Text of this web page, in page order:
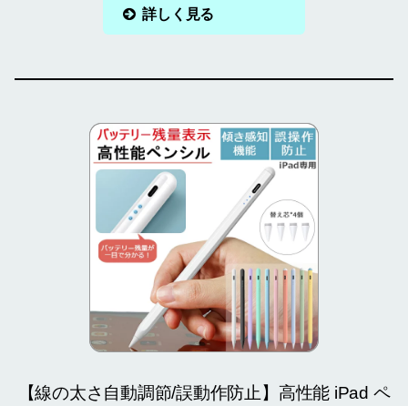
詳しく見る
【線の太さ自動調節/誤動作防止】高性能 iPad ペ